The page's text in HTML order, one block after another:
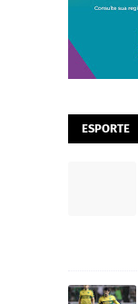
ESPORTE